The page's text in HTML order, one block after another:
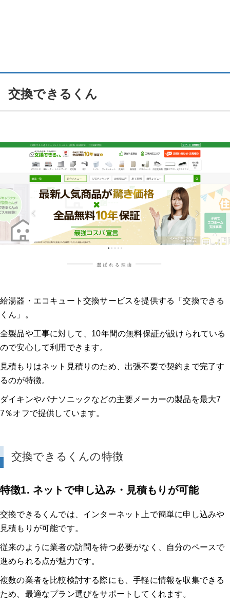
交換できるくん
給湯器・エコキュート交換サービスを提供する「交換できる
くん」。
全製品や工事に対して、10年間の無料保証が設けられている
ので安心して利用できます。
見積もりはネット見積りのため、出張不要で契約まで完了す
るのが特徴。
ダイキンやパナソニックなどの主要メーカーの製品を最大7
7％オフで提供しています。
交換できるくんの特徴
特徴1. ネットで申し込み・見積もりが可能
交換できるくんでは、インターネット上で簡単に申し込みや
見積もりが可能です。
従来のように業者の訪問を待つ必要がなく、自分のペースで
進められる点が魅力です。
複数の業者を比較検討する際にも、手軽に情報を収集できる
ため、最適なプラン選びをサポートしてくれます。